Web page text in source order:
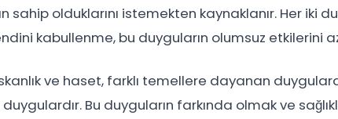
sahip olduklarını istemekten kaynaklanır. Her iki
kabullenme, bu duyguların olumsuz etkilerini
ve haset, farklı temellere dayanan
Bu duyguların farkında olmak ve